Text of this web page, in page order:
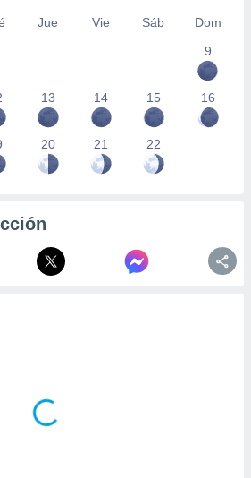
Jue Vie Sáb
Dom
9
13 14 15 16
20 21 22